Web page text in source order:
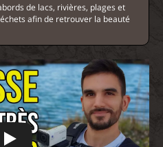
de lacs, rivières, plages et
afin de retrouver la beauté